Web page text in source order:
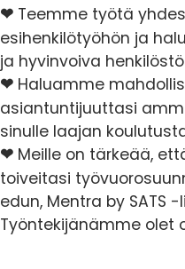
❤ Teemme työtä
esihenkilötyöhön ja
ja hyvinvoiva
❤ Haluamme
asiantuntijuuttasi
sinulle laajan
❤ Meille on tärkeää,
toiveitasi
edun, Mentra by SATS
Työntekijänämme olet